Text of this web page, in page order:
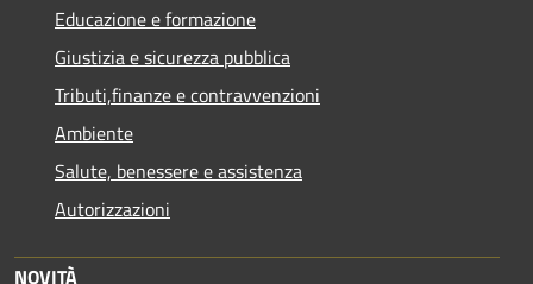
Educazione e formazione
Giustizia e sicurezza pubblica
Tributi,finanze e contravvenzioni
Ambiente
Salute, benessere e assistenza
Autorizzazioni
NOVITÀ